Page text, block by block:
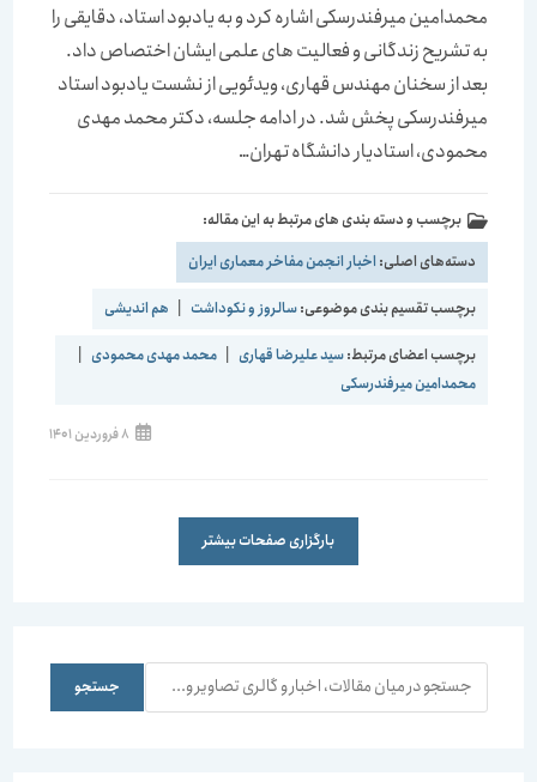
محمدامین میرفندرسکی اشاره کرد و به یادبود استاد، دقایقی را
به تشریح زندگانی و فعالیت های علمی ایشان اختصاص داد.
بعد از سخنان مهندس قهاری، ویدئویی از نشست یادبود استاد
میرفندرسکی پخش شد. در ادامه جلسه، دکتر محمد مهدی
محمودی، استادیار دانشگاه تهران…
برچسب و دسته بندی های مرتبط به این مقاله:
دسته‌های اصلی:اخبار انجمن مفاخر معماری ایران
برچسب تقسیم بندی موضوعی:سالروز و نکوداشت | هم اندیشی
برچسب اعضای مرتبط:سید علیرضا قهاری | محمد مهدی محمودی |
محمدامین میرفندرسکی
نوشته
منتشر
8 فروردین 1401
بارگزاری صفحات بیشتر
جستجو جستجو